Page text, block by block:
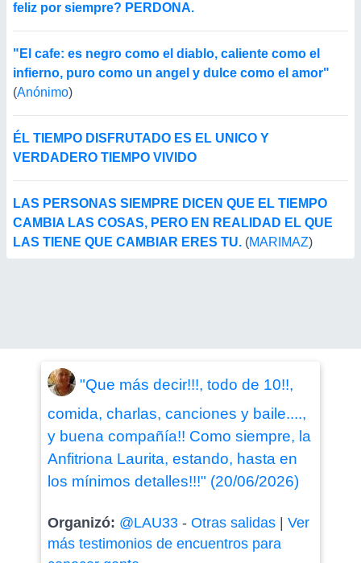
feliz por siempre? PERDONA.
"El cafe: es negro como el diablo, caliente como el
infierno, puro como un angel y dulce como el amor"
(Anónimo)
ÉL TIEMPO DISFRUTADO ES EL UNICO Y
VERDADERO TIEMPO VIVIDO
LAS PERSONAS SIEMPRE DICEN QUE EL TIEMPO
CAMBIA LAS COSAS, PERO EN REALIDAD EL QUE
LAS TIENE QUE CAMBIAR ERES TU. (MARIMAZ)
"Que más decir!!!, todo de 10!!,
comida, charlas, canciones y baile....,
y buena compañía!! Como siempre, la
Anfitriona Laurita, estando, hasta en
los mínimos detalles!!!" (20/06/2026)
Organizó: @LAU33- Otras salidas| Ver
más testimonios de encuentros para